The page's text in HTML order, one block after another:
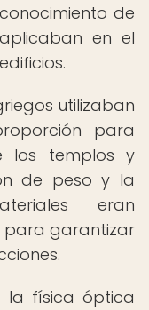
de
en el
utilizaban
para
los templos y
de peso y la
eran
garantizar
la física óptica